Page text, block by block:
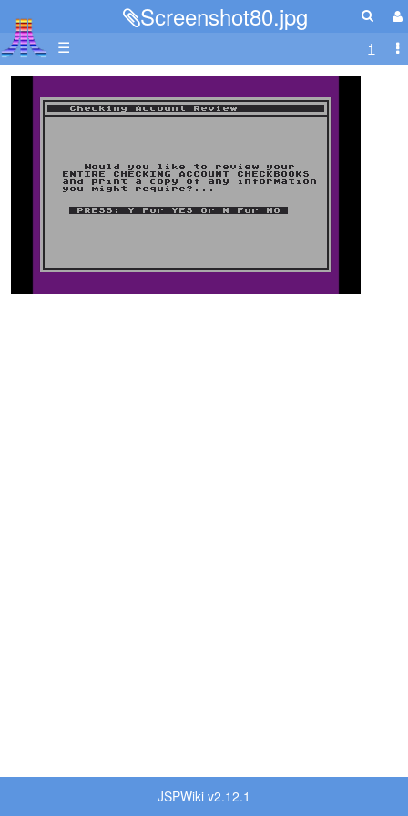
Screenshot80.jpg
☰
JSPWiki v2.12.1